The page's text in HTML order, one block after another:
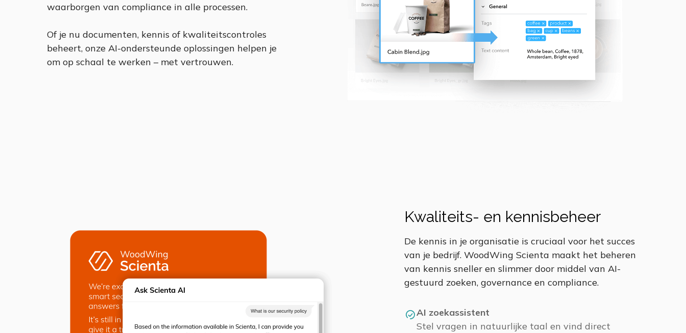
waarborgen van compliance in alle processen.
Of je nu documenten, kennis of kwaliteitscontroles
beheert, onze AI-ondersteunde oplossingen helpen je
om op schaal te werken – met vertrouwen.
Kwaliteits- en kennisbeheer
De kennis in je organisatie is cruciaal voor het succes
van je bedrijf. WoodWing Scienta maakt het beheren
van kennis sneller en slimmer door middel van AI-
gestuurd zoeken, governance en compliance.
AI zoekassistent
Stel vragen in natuurlijke taal en vind direct